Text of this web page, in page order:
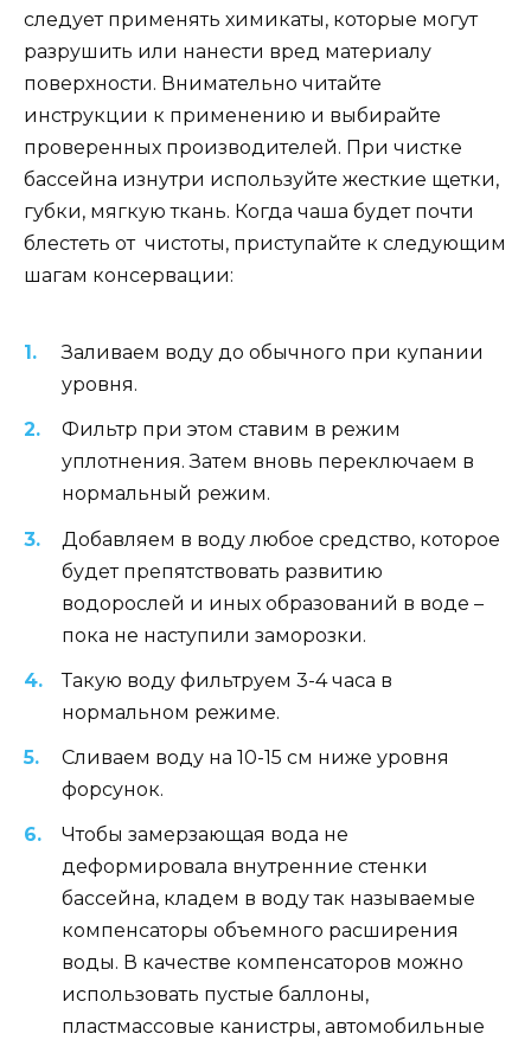
следует применять химикаты, которые могут
разрушить или нанести вред материалу
поверхности. Внимательно читайте
инструкции к применению и выбирайте
проверенных производителей. При чистке
бассейна изнутри используйте жесткие щетки,
губки, мягкую ткань. Когда чаша будет почти
блестеть от чистоты, приступайте к следующим
шагам консервации:
Заливаем воду до обычного при купании
уровня.
Фильтр при этом ставим в режим
уплотнения. Затем вновь переключаем в
нормальный режим.
Добавляем в воду любое средство, которое
будет препятствовать развитию
водорослей и иных образований в воде –
пока не наступили заморозки.
Такую воду фильтруем 3-4 часа в
нормальном режиме.
Сливаем воду на 10-15 см ниже уровня
форсунок.
Чтобы замерзающая вода не
деформировала внутренние стенки
бассейна, кладем в воду так называемые
компенсаторы объемного расширения
воды. В качестве компенсаторов можно
использовать пустые баллоны,
пластмассовые канистры, автомобильные